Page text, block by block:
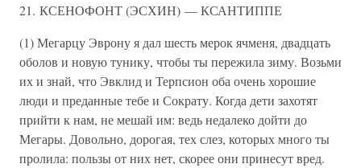
21. КСЕНОФОНТ (ЭСХИН) — КСАНТИППЕ
(1) Мегарцу Эврону я дал шесть мерок ячменя, двадцать
оболов и новую тунику, чтобы ты пережила зиму. Возьми
их и знай, что Эвклид и Терпсион оба очень хорошие
люди и преданные тебе и Сократу. Когда дети захотят
прийти к нам, не мешай им: ведь недалеко дойти до
Мегары. Довольно, дорогая, тех слез, которых много ты
пролила: пользы от них нет, скорее они принесут вред.